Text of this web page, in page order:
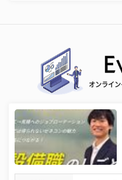
オンライ